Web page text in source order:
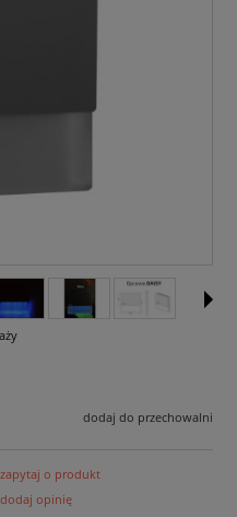
dodaj do przechowalni
zapytaj o produkt
dodaj opinię